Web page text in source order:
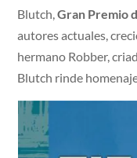
Blutch,Gran Premio
autores actuales,
hermano Robber,
Blutch rinde